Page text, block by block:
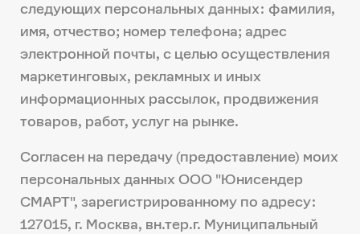
следующих персональных данных: фамилия,
имя, отчество; номер телефона; адрес
электронной почты, с целью осуществления
маркетинговых, рекламных и иных
информационных рассылок, продвижения
товаров, работ, услуг на рынке.
Согласен на передачу (предоставление) моих
персональных данных ООО "Юнисендер
СМАРТ", зарегистрированному по адресу:
127015, г. Москва, вн.тер.г. Муниципальный